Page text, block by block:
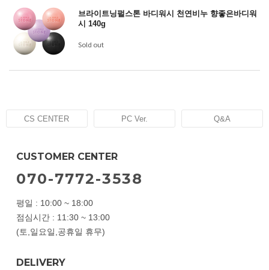
브라이트닝펄스톤 바디워시 천연비누 향좋은바디워
시 140g
Sold out
CS CENTER PC Ver. Q&A
CUSTOMER CENTER
070-7772-3538
평일 : 10:00 ~ 18:00
점심시간 : 11:30 ~ 13:00
(토,일요일,공휴일 휴무)
DELIVERY